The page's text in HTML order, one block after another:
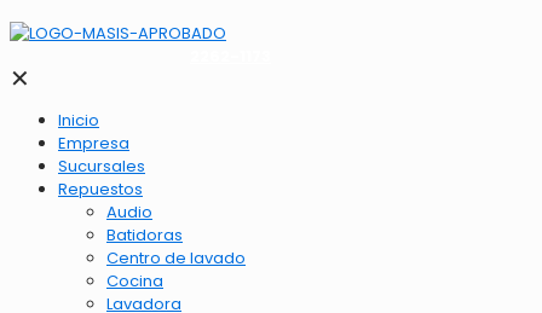
✕
Inicio
Empresa
Sucursales
Repuestos
Audio
Batidoras
Centro de lavado
Cocina
Lavadora